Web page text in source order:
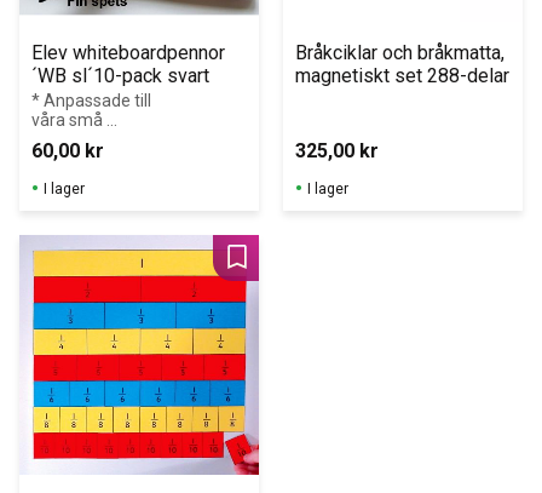
Elev whiteboardpennor
´WB sl´10-pack svart
* Anpassade till
våra små
whiteboardtavlor
60,00 kr
I lager
Bråkciklar och bråkmatta,
magnetiskt set 288-delar
325,00 kr
I lager
Lägg till i favoriter